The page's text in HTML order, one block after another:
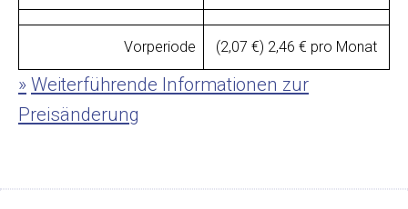
Vorperiode (2,07 €) 2,46 € pro Monat
Weiterführende Informationen zur
Preisänderung